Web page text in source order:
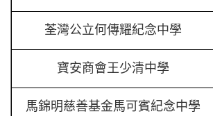
荃灣公立何傳耀紀念中學
寶安商會王少清中學
馬錦明慈善基金馬可賓紀念中學